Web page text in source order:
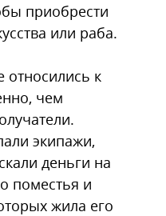
приобрести
или раба.
относились к
чем
экипажи,
деньги на
поместья и
жила его